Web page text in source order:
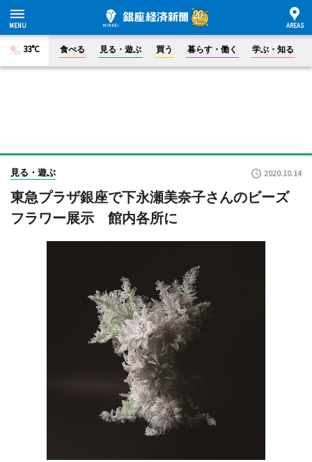
33°C 食べる 見る・遊ぶ 買う 暮らす・働く 学ぶ・知る
見る・遊ぶ 2020.10.14
東急プラザ銀座で下永瀬美奈子さんのビーズ
フラワー展示 館内各所に